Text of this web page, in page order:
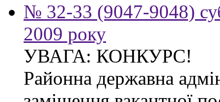
№ 32-33 (9047-9048)
2009 року
УВАГА: КОНКУРС!
Районна державна